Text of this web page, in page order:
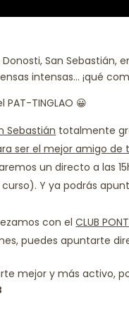
San Sebastián,
intensas… ¡qué
TINGLAO 😀
Sebastián totalmente
ser el mejor amigo de
un directo a las
Y ya podrás
con elCLUB
puedes apuntarte
mejor y más activo,